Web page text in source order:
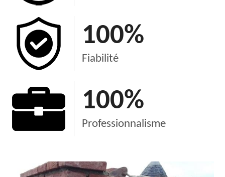
100%
Fiabilité
100%
Professionnalisme